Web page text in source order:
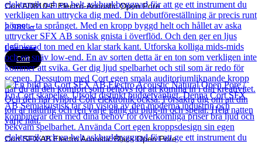
Cort AD810-E Electro-Acoustic Open Pore
2 989kr
Läs mer
Cort
Cort SFX AB Electro Acoustic Black Open Pore